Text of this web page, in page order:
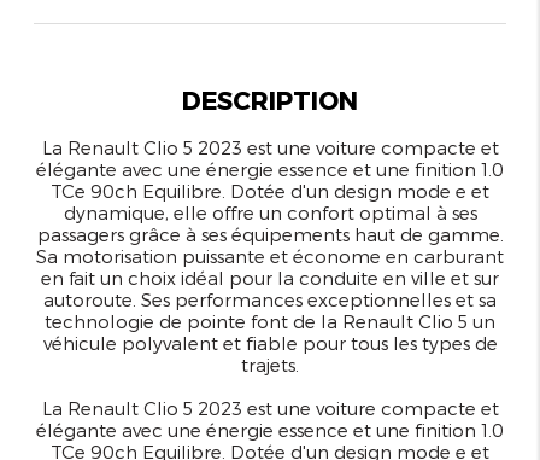
DESCRIPTION
La Renault Clio 5 2023 est une voiture compacte et
élégante avec une énergie essence et une finition 1.0
TCe 90ch Equilibre. Dotée d'un design mode e et
dynamique, elle offre un confort optimal à ses
passagers grâce à ses équipements haut de gamme.
Sa motorisation puissante et économe en carburant
en fait un choix idéal pour la conduite en ville et sur
autoroute. Ses performances exceptionnelles et sa
technologie de pointe font de la Renault Clio 5 un
véhicule polyvalent et fiable pour tous les types de
trajets.
La Renault Clio 5 2023 est une voiture compacte et
élégante avec une énergie essence et une finition 1.0
TCe 90ch Equilibre. Dotée d'un design mode e et